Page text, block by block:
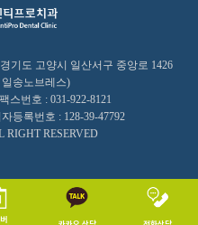
기도 고양시 일산서구 중앙로 1426
일송노브레스)
스번호 : 031-922-8121
등록번호 : 128-39-47792
RIGHT RESERVED